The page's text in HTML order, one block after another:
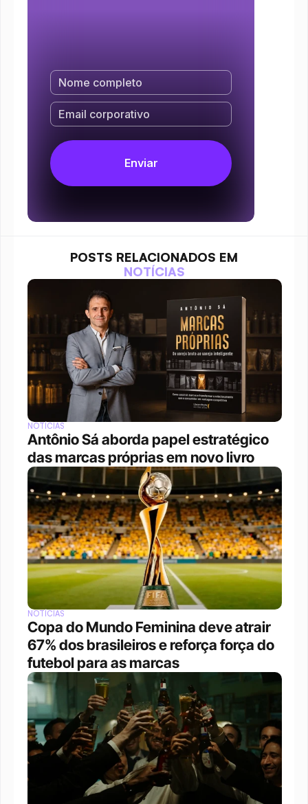
POSTS RELACIONADOS EM
NOTÍCIAS
NOTÍCIAS
Antônio Sá aborda papel estratégico
das marcas próprias em novo livro
NOTÍCIAS
Copa do Mundo Feminina deve atrair
67% dos brasileiros e reforça força do
futebol para as marcas